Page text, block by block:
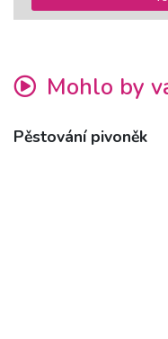
Mohlo by
Pěstování pivoněk